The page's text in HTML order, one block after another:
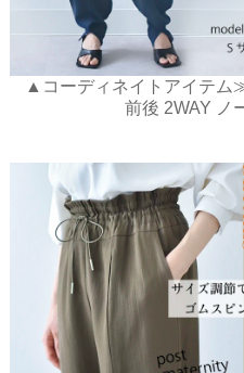
▲コーディネイトアイテム
前後 2WAY ノ